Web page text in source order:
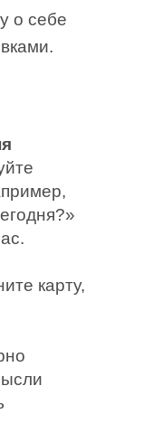
о себе
карту,